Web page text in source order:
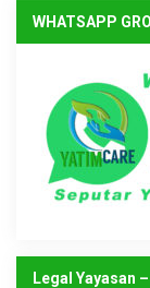
WHATSAPP
Legal Yayasan –